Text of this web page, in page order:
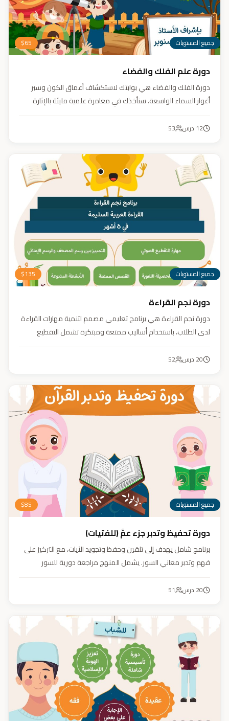
جميع المستويات $65
دورة علم الفلك والفضاء
دورة الفلك والفضاء هي بوابتك لاستكشاف أعماق الكون وسبر
أغوار السماء الواسعة. سنأخذك في مغامرة علمية مليئة بالإثارة
عقلك وتثري خيالك، لتمنحك رؤية جديدة للكون وتفتح لك آفاقاً لا
12 درس 53
جميع المستويات $135
دورة نجم القراءة
دورة نجم القراءة هي برنامج تعليمي مصمم لتنمية مهارات القراءة
لدى الطلاب، باستخدام أساليب ممتعة ومبتكرة تشمل التقطيع
والمحادثات. يهدف البرنامج إلى تعزيز قدرات الطلاب في التمييز بين
20 درس 52
جميع المستويات $85
دورة تحفيظ وتدبر جزء عَمَّ (للفتيات)
برنامج شامل يهدف إلى تلقين وحفظ وتجويد الآيات، مع التركيز على
فهم وتدبر معاني السور. يشمل المنهج مراجعة دورية للسور
تدعم مهارات القراءة والفهم.
20 درس 51